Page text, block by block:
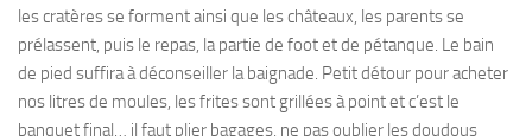
les cratères se forment ainsi que les châteaux, les parents se
prélassent, puis le repas, la partie de foot et de pétanque. Le bain
de pied suffira à déconseiller la baignade. Petit détour pour acheter
nos litres de moules, les frites sont grillées à point et c’est le
banquet final… il faut plier bagages, ne pas oublier les doudous